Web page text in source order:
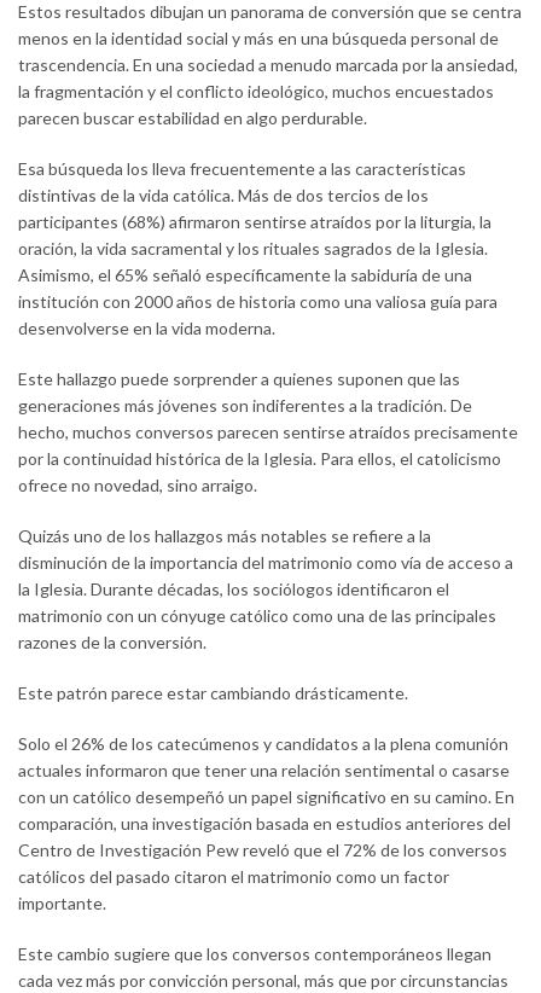
Estos resultados dibujan un panorama de conversión que se centra
menos en la identidad social y más en una búsqueda personal de
trascendencia. En una sociedad a menudo marcada por la ansiedad,
la fragmentación y el conflicto ideológico, muchos encuestados
parecen buscar estabilidad en algo perdurable.
Esa búsqueda los lleva frecuentemente a las características
distintivas de la vida católica. Más de dos tercios de los
participantes (68%) afirmaron sentirse atraídos por la liturgia, la
oración, la vida sacramental y los rituales sagrados de la Iglesia.
Asimismo, el 65% señaló específicamente la sabiduría de una
institución con 2000 años de historia como una valiosa guía para
desenvolverse en la vida moderna.
Este hallazgo puede sorprender a quienes suponen que las
generaciones más jóvenes son indiferentes a la tradición. De
hecho, muchos conversos parecen sentirse atraídos precisamente
por la continuidad histórica de la Iglesia. Para ellos, el catolicismo
ofrece no novedad, sino arraigo.
Quizás uno de los hallazgos más notables se refiere a la
disminución de la importancia del matrimonio como vía de acceso a
la Iglesia. Durante décadas, los sociólogos identificaron el
matrimonio con un cónyuge católico como una de las principales
razones de la conversión.
Este patrón parece estar cambiando drásticamente.
Solo el 26% de los catecúmenos y candidatos a la plena comunión
actuales informaron que tener una relación sentimental o casarse
con un católico desempeñó un papel significativo en su camino. En
comparación, una investigación basada en estudios anteriores del
Centro de Investigación Pew reveló que el 72% de los conversos
católicos del pasado citaron el matrimonio como un factor
importante.
Este cambio sugiere que los conversos contemporáneos llegan
cada vez más por convicción personal, más que por circunstancias